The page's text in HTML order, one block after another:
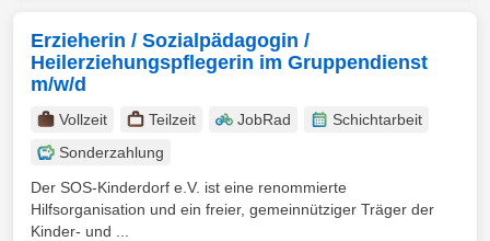
Erzieherin / Sozialpädagogin /
Heilerziehungspflegerin im Gruppendienst
m/w/d
Vollzeit Teilzeit JobRad
Schichtarbeit
Sonderzahlung
Der SOS-Kinderdorf e.V. ist eine renommierte
Hilfsorganisation und ein freier, gemeinnütziger Träger der
Kinder- und ...